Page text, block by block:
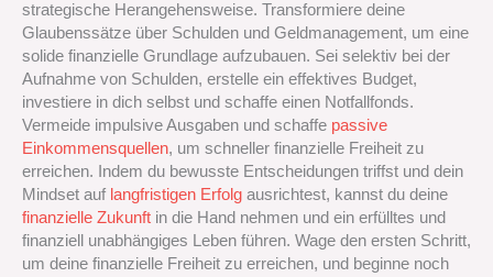
strategische Herangehensweise. Transformiere deine
Glaubenssätze über Schulden und Geldmanagement, um eine
solide finanzielle Grundlage aufzubauen. Sei selektiv bei der
Aufnahme von Schulden, erstelle ein effektives Budget,
investiere in dich selbst und schaffe einen Notfallfonds.
Vermeide impulsive Ausgaben und schaffe passive
Einkommensquellen, um schneller finanzielle Freiheit zu
erreichen. Indem du bewusste Entscheidungen triffst und dein
Mindset auf langfristigen Erfolg ausrichtest, kannst du deine
finanzielle Zukunft in die Hand nehmen und ein erfülltes und
finanziell unabhängiges Leben führen. Wage den ersten Schritt,
um deine finanzielle Freiheit zu erreichen, und beginne noch